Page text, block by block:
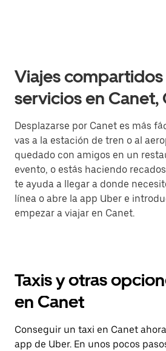
Viajes
servicios en Canet,
Desplazarse por Canet es más
vas a la estación de tren o al
quedado con amigos en un
evento, o estás haciendo
te ayuda a llegar a donde
línea o abre la app Uber e
empezar a viajar en Canet.
Taxis y otras
en Canet
Conseguir un taxi en Canet
app de Uber. En unos pocos